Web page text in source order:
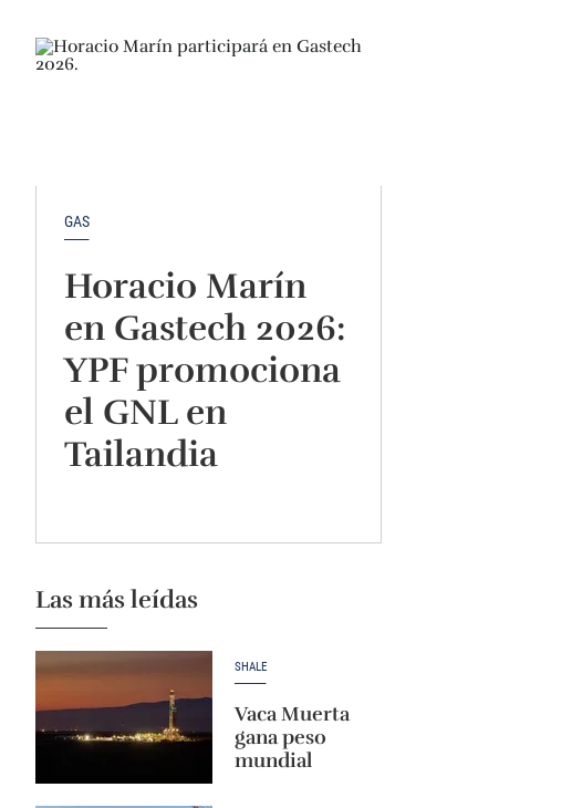
GAS
Horacio Marín
en Gastech 2026:
YPF promociona
el GNL en
Tailandia
Las más leídas
SHALE
Vaca Muerta
gana peso
mundial